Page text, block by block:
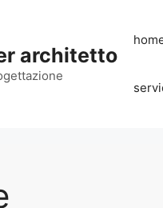
architetto